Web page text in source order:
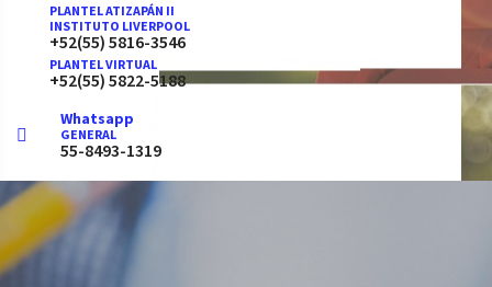
PLANTEL ATIZAPÁN II
INSTITUTO LIVERPOOL
+52(55) 5816-3546
PLANTEL VIRTUAL
+52(55) 5822-5188
Whatsapp
GENERAL
55-8493-1319